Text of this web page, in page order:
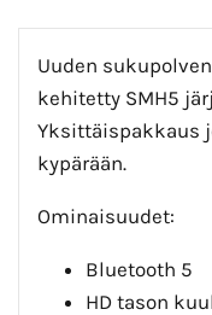
Uuden
kehitetty SMH5
Yksittäispakkaus
kypärään.
Ominaisuudet:
Bluetooth 5
HD tason